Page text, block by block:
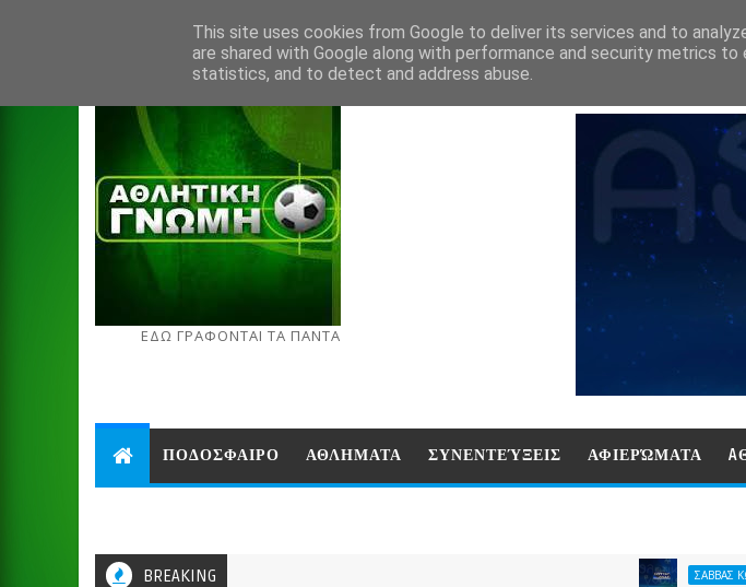
ΕΔΩ ΓΡΑΦΟΝΤΑΙ ΤΑ ΠΑΝΤΑ
ΠΟΔΟΣΦΑΙΡΟ ΑΘΛΗΜΑΤΑ ΣΥΝΕΝΤΕΎΞΕΙΣ ΑΦΙΕΡΏΜΑΤΑ
BREAKING ΣΑΒΒΑΣ
This site uses cookies from Google to deliver its services and to
are shared with Google along with performance and security metrics
statistics, and to detect and address abuse.